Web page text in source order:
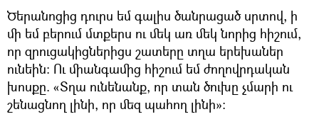
Ծերանոցից դուրս եմ գալիս ծանրացած սրտով, ի
մի եմ բերում մտքերս ու մեկ առ մեկ նորից հիշում,
որ զրուցակիցներիցս շատերը տղա երեխաներ
ունեին: Ու միանգամից հիշում եմ ժողովրդական
խոսքը. «Տղա ունենանք, որ տան ծուխը չմարի ու
շենացնող լինի, որ մեզ պահող լինի»: